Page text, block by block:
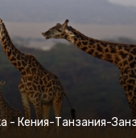
- Кения-Танзания-